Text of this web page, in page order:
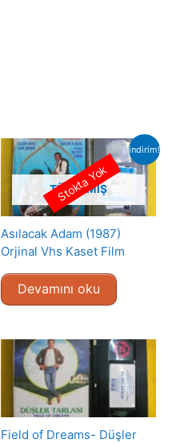
indirim!
TÜKENMIŞ
Asılacak Adam (1987)
Orjinal Vhs Kaset Film
Devamını oku
Stokta Yok
Field of Dreams- Düşler